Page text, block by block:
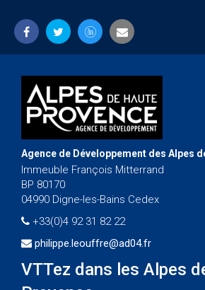
Agence de Développement des Alpes
Immeuble François Mitterrand
BP 80170
04990 Digne-les-Bains Cedex
+33(0)4 92 31 82 22
philippe.leouffre@ad04.fr
VTTez dans les Alpes